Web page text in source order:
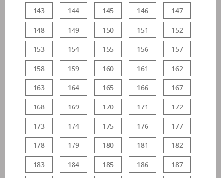
143 144 145 146 147
148 149 150 151 152
153 154 155 156 157
158 159 160 161 162
163 164 165 166 167
168 169 170 171 172
173 174 175 176 177
178 179 180 181 182
183 184 185 186 187